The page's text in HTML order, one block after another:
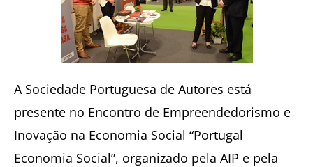
A Sociedade Portuguesa de Autores está
presente no Encontro de Empreendedorismo e
Inovação na Economia Social “Portugal
Economia Social”, organizado pela AIP e pela